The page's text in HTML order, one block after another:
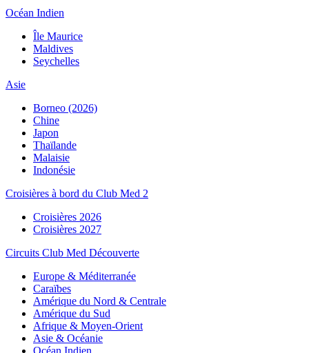
Océan Indien
Île Maurice
Maldives
Seychelles
Asie
Borneo (2026)
Chine
Japon
Thaïlande
Malaisie
Indonésie
Croisières à bord du Club Med 2
Croisières 2026
Croisières 2027
Circuits Club Med Découverte
Europe & Méditerranée
Caraïbes
Amérique du Nord & Centrale
Amérique du Sud
Afrique & Moyen-Orient
Asie & Océanie